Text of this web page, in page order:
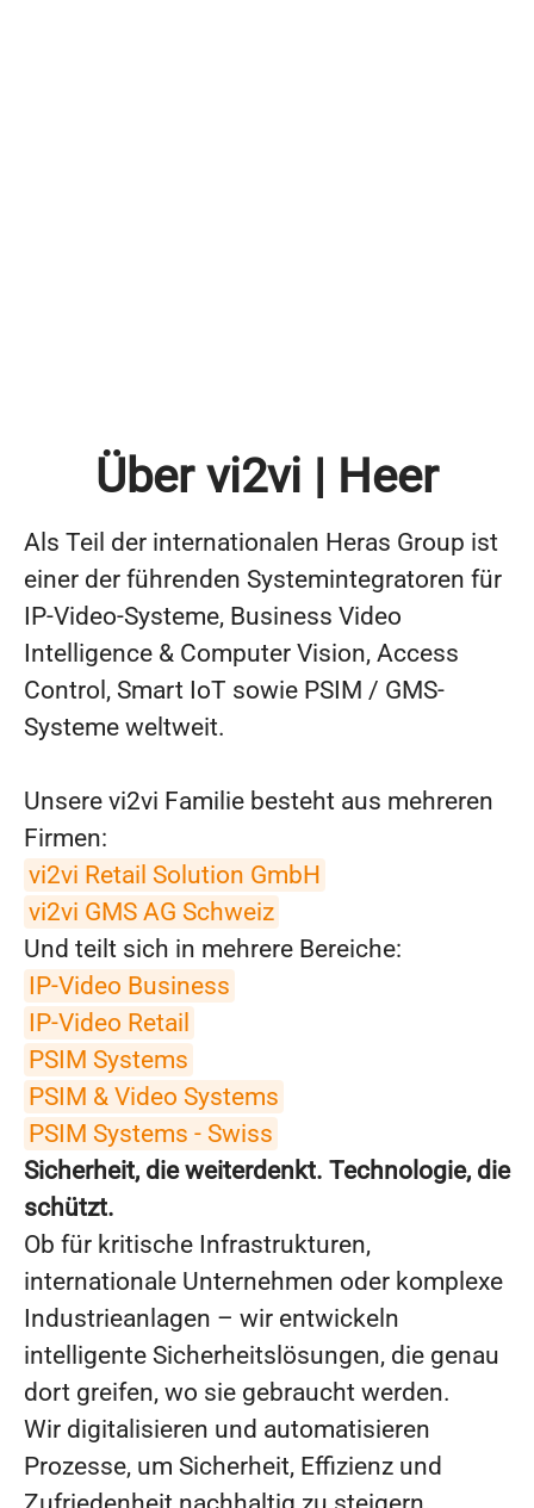
Über vi2vi | Heer
Als Teil der internationalen Heras Group ist
einer der führenden Systemintegratoren für
IP-Video-Systeme, Business Video
Intelligence & Computer Vision, Access
Control, Smart IoT sowie PSIM / GMS-
Systeme weltweit.
Unsere vi2vi Familie besteht aus mehreren
Firmen:
vi2vi Retail Solution GmbH
vi2vi GMS AG Schweiz
Und teilt sich in mehrere Bereiche:
IP-Video Business
IP-Video Retail
PSIM Systems
PSIM & Video Systems
PSIM Systems - Swiss
Sicherheit, die weiterdenkt. Technologie, die
schützt.
Ob für kritische Infrastrukturen,
internationale Unternehmen oder komplexe
Industrieanlagen – wir entwickeln
intelligente Sicherheitslösungen, die genau
dort greifen, wo sie gebraucht werden.
Wir digitalisieren und automatisieren
Prozesse, um Sicherheit, Effizienz und